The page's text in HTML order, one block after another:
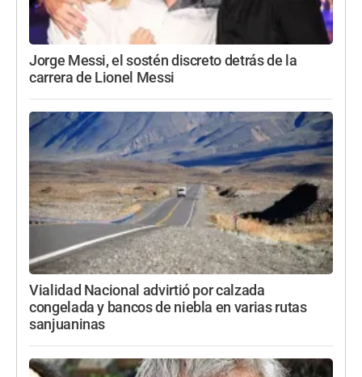
Jorge Messi, el sostén discreto detrás de la
carrera de Lionel Messi
Vialidad Nacional advirtió por calzada
congelada y bancos de niebla en varias rutas
sanjuaninas